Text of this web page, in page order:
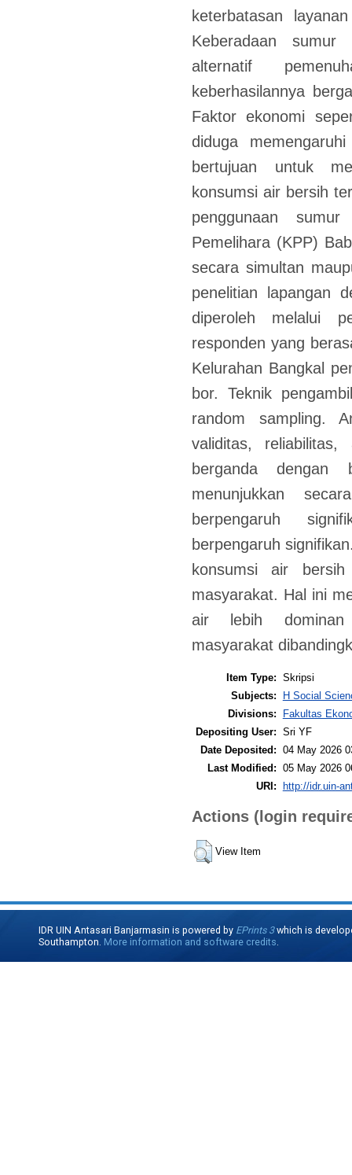
keterbatasan
Keberadaan
alternatif
keberhasilannya
Faktor ekonomi
diduga
bertujuan untuk
konsumsi air bersih
penggunaan
Pemelihara (KPP)
secara simultan
penelitian lapangan
diperoleh melalui
responden yang
Kelurahan Bangkal
bor. Teknik
random sampling.
validitas,
berganda dengan
menunjukkan
berpengaruh
berpengaruh
konsumsi air bersih
masyarakat. Hal ini
air lebih dominan
masyarakat
Item Type: Skripsi
Subjects:
H Social
Divisions:
Fakultas
Depositing User: Sri YF
Date Deposited: 04 May 2026
Last Modified: 05 May 2026
URI: http://idr.uin-
Actions (login
View Item
IDR UIN Antasari Banjarmasin is powered by EPrints 3which is
Southampton. More information and software credits.